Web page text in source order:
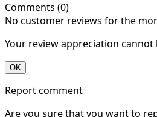
Comments (0)
No customer reviews for the
Your review appreciation cannot
OK
Report comment
Are you sure that you want to